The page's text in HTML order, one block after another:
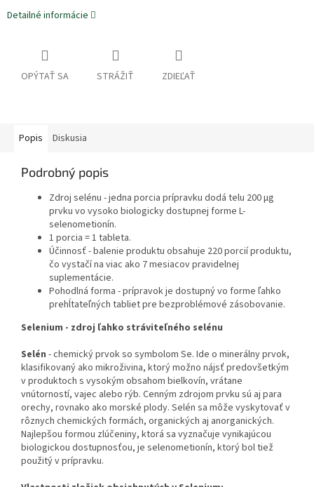
Detailné informácie
OPÝTAŤ SA STRÁŽIŤ ZDIEĽAŤ
Popis Diskusia
Podrobný popis
Zdroj selénu - jedna porcia prípravku dodá telu 200 µg
prvku vo vysoko biologicky dostupnej forme L-
selenometionín.
1 porcia = 1 tableta.
Účinnosť - balenie produktu obsahuje 220 porcií produktu,
čo vystačí na viac ako 7 mesiacov pravidelnej
suplementácie.
Pohodlná forma - prípravok je dostupný vo forme ľahko
prehĺtateľných tabliet pre bezproblémové zásobovanie.
Selenium - zdroj ľahko stráviteľného selénu
Selén - chemický prvok so symbolom Se. Ide o minerálny prvok,
klasifikovaný ako mikroživina, ktorý možno nájsť predovšetkým
v produktoch s vysokým obsahom bielkovín, vrátane
vnútorností, vajec alebo rýb. Cenným zdrojom prvku sú aj para
orechy, rovnako ako morské plody. Selén sa môže vyskytovať v
rôznych chemických formách, organických aj anorganických.
Najlepšou formou zlúčeniny, ktorá sa vyznačuje vynikajúcou
biologickou dostupnosťou, je selenometionín, ktorý bol tiež
použitý v prípravku.